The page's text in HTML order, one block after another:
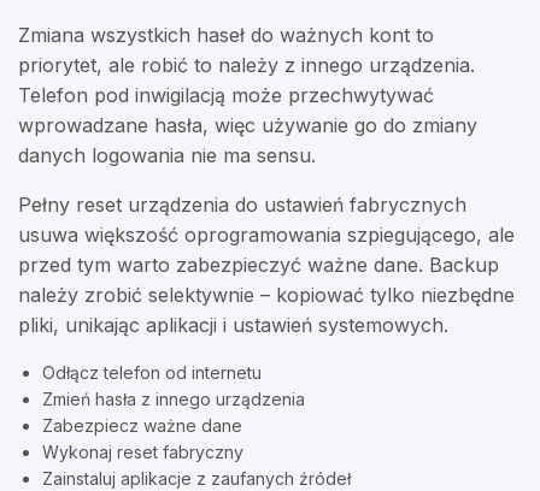
Zmiana wszystkich haseł do ważnych kont to
priorytet, ale robić to należy z innego urządzenia.
Telefon pod inwigilacją może przechwytywać
wprowadzane hasła, więc używanie go do zmiany
danych logowania nie ma sensu.
Pełny reset urządzenia do ustawień fabrycznych
usuwa większość oprogramowania szpiegującego, ale
przed tym warto zabezpieczyć ważne dane. Backup
należy zrobić selektywnie – kopiować tylko niezbędne
pliki, unikając aplikacji i ustawień systemowych.
Odłącz telefon od internetu
Zmień hasła z innego urządzenia
Zabezpiecz ważne dane
Wykonaj reset fabryczny
Zainstaluj aplikacje z zaufanych źródeł